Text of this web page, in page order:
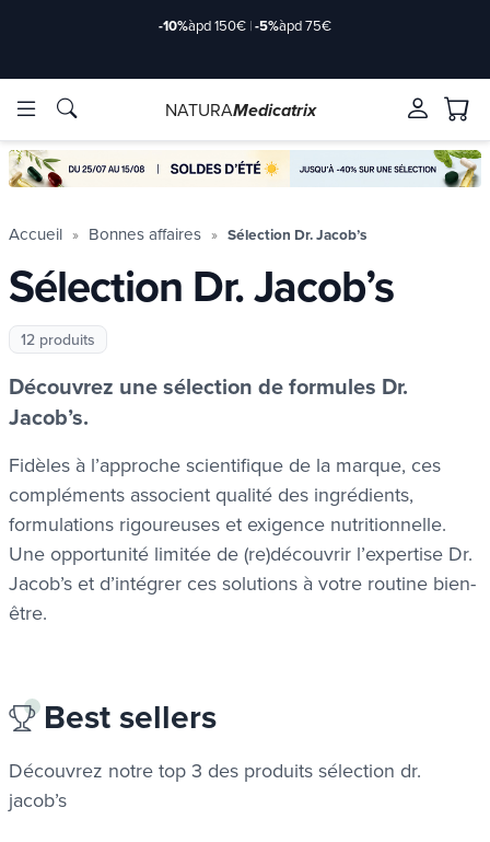
Marques
-10%àpd 150€ |-5%àpd 75€
Marques
NATURAMedicatrix
Accueil Bonnes affaires Sélection Dr. Jacob’s
Sélection Dr. Jacob’s
12 produits
Découvrez une sélection de formules Dr.
Jacob’s.
Fidèles à l’approche scientifique de la marque, ces
compléments associent qualité des ingrédients,
formulations rigoureuses et exigence nutritionnelle.
Une opportunité limitée de (re)découvrir l’expertise Dr.
Jacob’s et d’intégrer ces solutions à votre routine bien-
être.
Best sellers
Découvrez notre top 3 des produits sélection dr.
jacob’s